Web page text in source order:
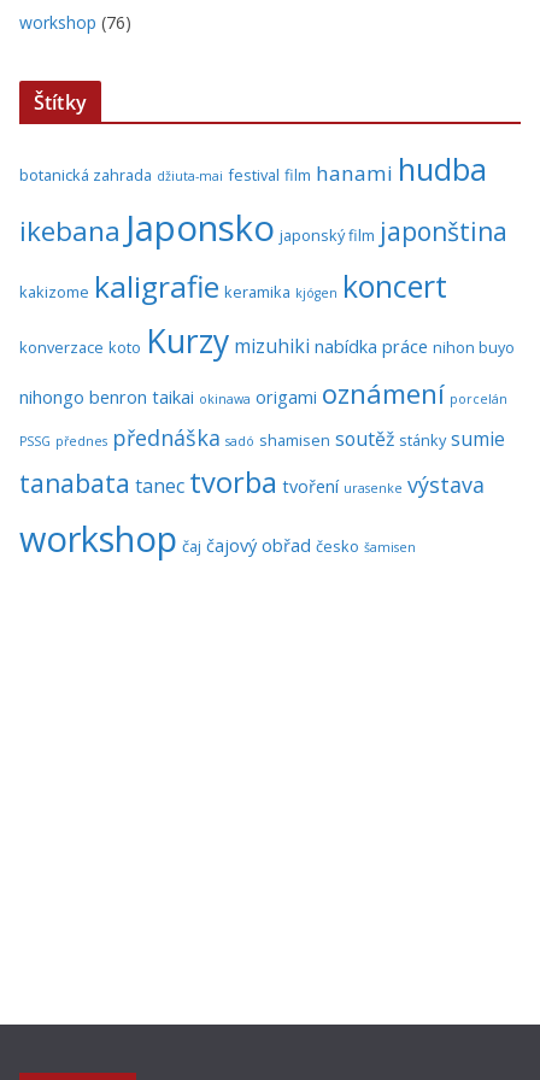
workshop (76)
Štítky
botanická zahrada džiuta-mai festival film hanami hudba
ikebana Japonsko japonský film japonština
kakizome kaligrafie keramika kjógen koncert
konverzace koto Kurzy mizuhiki nabídka práce nihon buyo
nihongo benron taikai okinawa origami oznámení porcelán
PSSG přednes přednáška sadó shamisen soutěž stánky sumie
tanabata tanec tvorba tvoření urasenke výstava
workshop čaj čajový obřad česko šamisen